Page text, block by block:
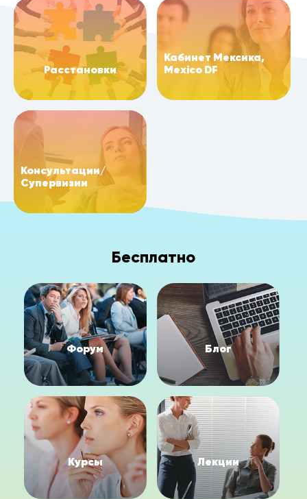
Расстановки
Кабинет Мексика,
Mexico DF
Консультации/
Супервизии
Бесплатно
Форум Блог
Курсы Лекции